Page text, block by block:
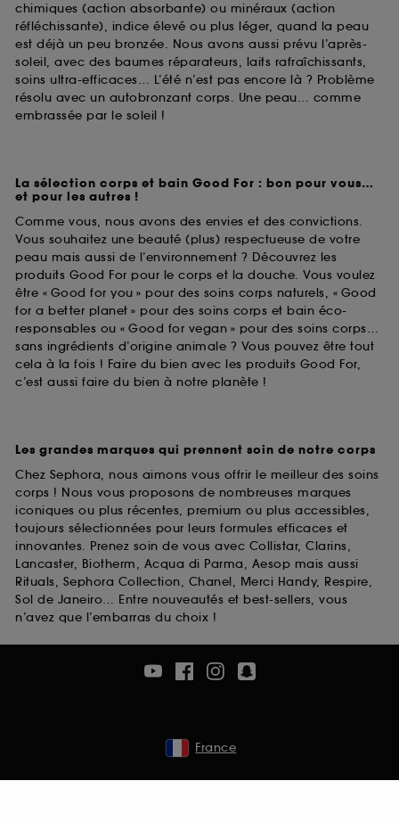
chimiques (action absorbante) ou minéraux (action
réfléchissante), indice élevé ou plus léger, quand la peau
est déjà un peu bronzée. Nous avons aussi prévu l’après-
soleil, avec des baumes réparateurs, laits rafraîchissants,
soins ultra-efficaces… L’été n’est pas encore là ? Problème
résolu avec un autobronzant corps. Une peau… comme
embrassée par le soleil !
La sélection corps et bain Good For : bon pour vous…
et pour les autres !
Comme vous, nous avons des envies et des convictions.
Vous souhaitez une beauté (plus) respectueuse de votre
peau mais aussi de l’environnement ? Découvrez les
produits Good For pour le corps et la douche. Vous voulez
être « Good for you » pour des soins corps naturels, « Good
for a better planet » pour des soins corps et bain éco-
responsables ou « Good for vegan » pour des soins corps…
sans ingrédients d’origine animale ? Vous pouvez être tout
cela à la fois ! Faire du bien avec les produits Good For,
c’est aussi faire du bien à notre planète !
Les grandes marques qui prennent soin de notre corps
Chez Sephora, nous aimons vous offrir le meilleur des soins
corps ! Nous vous proposons de nombreuses marques
iconiques ou plus récentes, premium ou plus accessibles,
toujours sélectionnées pour leurs formules efficaces et
innovantes. Prenez soin de vous avec Collistar, Clarins,
Lancaster, Biotherm, Acqua di Parma, Aesop mais aussi
Rituals, Sephora Collection, Chanel, Merci Handy, Respire,
Sol de Janeiro… Entre nouveautés et best-sellers, vous
n’avez que l’embarras du choix !
France